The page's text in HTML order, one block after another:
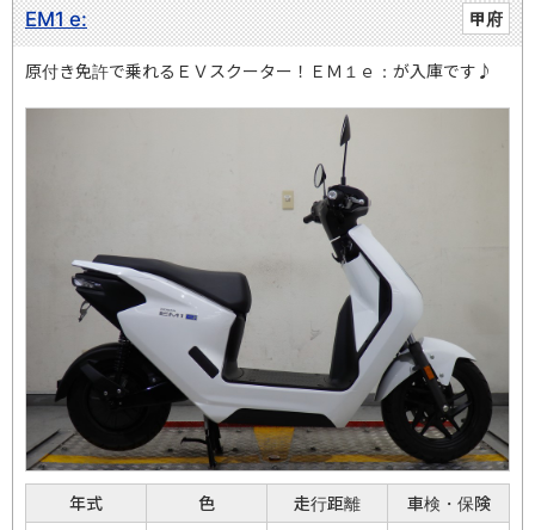
甲府
EM1 e:
原付き免許で乗れるＥＶスクーター！ＥＭ１ｅ：が入庫です♪
年式 色 走行距離
車検・保険